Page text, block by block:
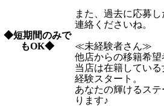
◆短期間のみで
もOK◆
また、過去に応募
連絡くださいね。
≪未経験者さん≫
他店からの移籍希望
当店は在籍してい
経験スタート。
あなたの輝けるステ
ります♪